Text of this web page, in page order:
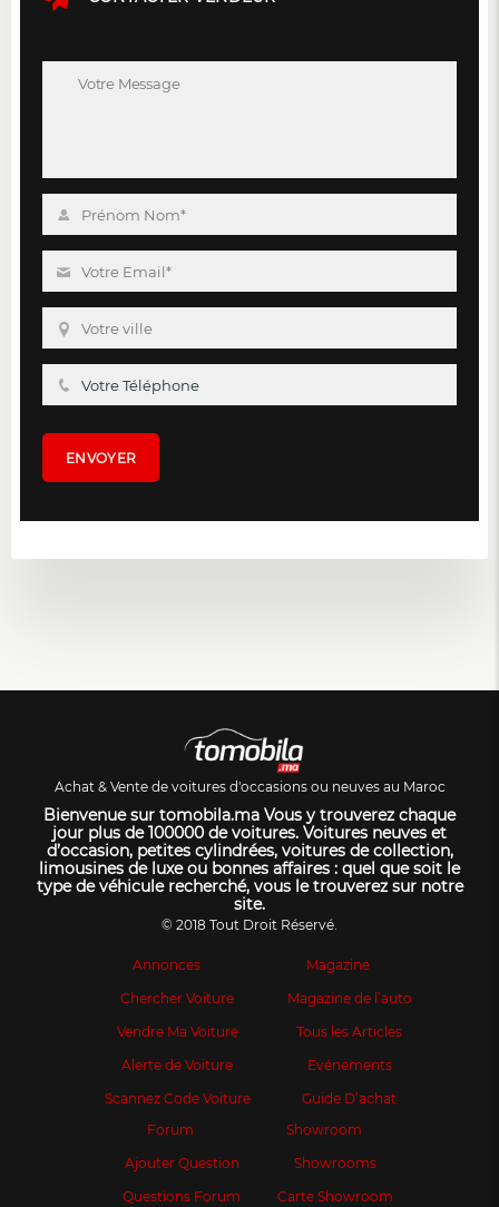
Achat & Vente de voitures d'occasions ou neuves au Maroc
Bienvenue sur tomobila.ma Vous y trouverez chaque
jour plus de 100000 de voitures. Voitures neuves et
d’occasion, petites cylindrées, voitures de collection,
limousines de luxe ou bonnes affaires : quel que soit le
type de véhicule recherché, vous le trouverez sur notre
site.
© 2018 Tout Droit Réservé.
Annonces
Chercher Voiture
Vendre Ma Voiture
Alerte de Voiture
Scannez Code Voiture
Magazine
Magazine de l’auto
Tous les Articles
Evénements
Guide D’achat
Forum
Ajouter Question
Questions Forum
Showroom
Showrooms
Carte Showroom